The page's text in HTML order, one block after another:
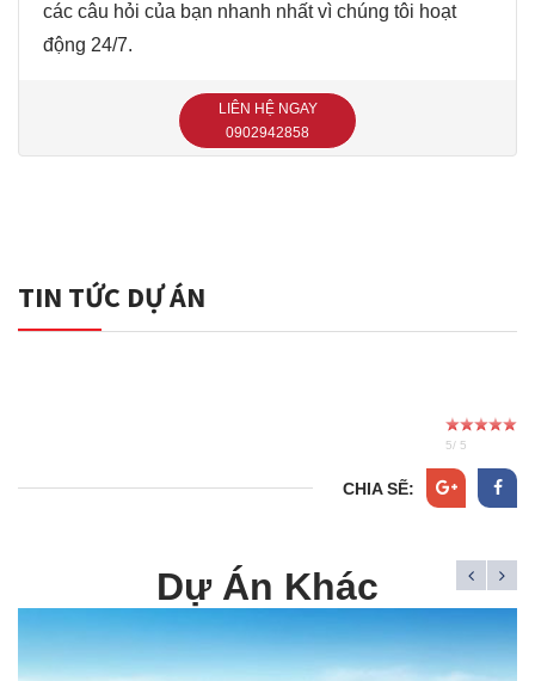
các câu hỏi của bạn nhanh nhất vì chúng tôi hoạt
động 24/7.
LIÊN HỆ NGAY
‭0902942858‬
TIN TỨC DỰ ÁN
5/ 5
CHIA SẼ:
Dự Án Khác